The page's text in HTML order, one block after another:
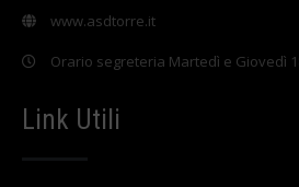
www.asdtorre.it
Orario segreteria Martedì e Giovedì
Link Utili